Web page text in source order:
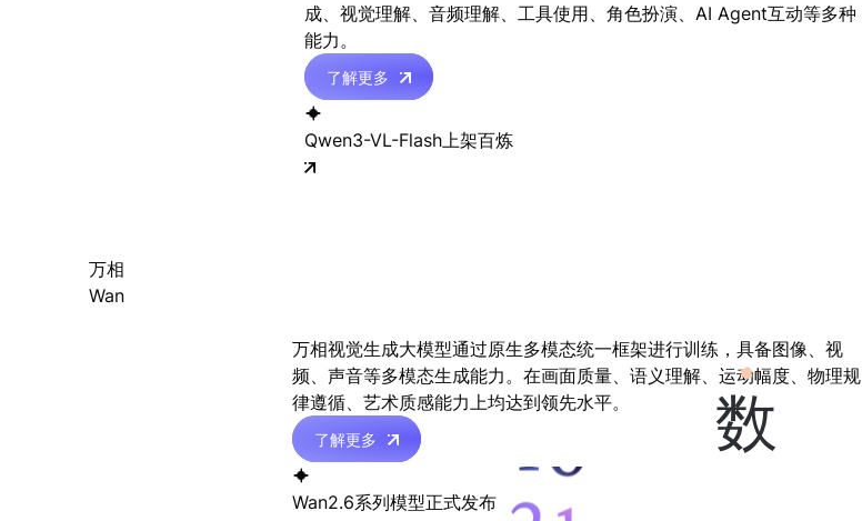
成、视觉理解、音频理解、工具使用、角色扮演、AI Agent互动等多种
能力。
了解更多

Qwen3-VL-Flash上架百炼
万相
Wan
万相视觉生成大模型通过原生多模态统一框架进行训练，具备图像、视
频、声音等多模态生成能力。在画面质量、语义理解、运动幅度、物理规
律遵循、艺术质感能力上均达到领先水平。
了解更多

Wan2.6系列模型正式发布
数